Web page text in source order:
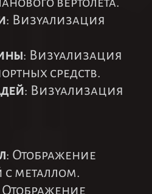
: Визуализация
: Визуализация
средств.
: Визуализация
: Отображение
металлом.
Отображение